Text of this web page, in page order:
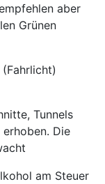
aber
Grünen
Tunnels
Die
am Steuer